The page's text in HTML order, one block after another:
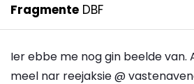
Fragmente DBF
Ier ebbe me nog gin beelde van.
meel nar reejaksie @